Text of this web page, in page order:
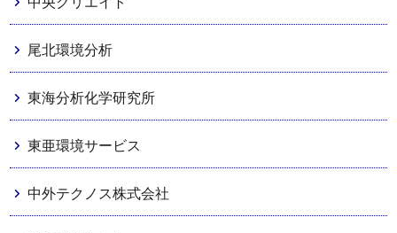
尾北環境分析
東海分析化学研究所
東亜環境サービス
中外テクノス株式会社